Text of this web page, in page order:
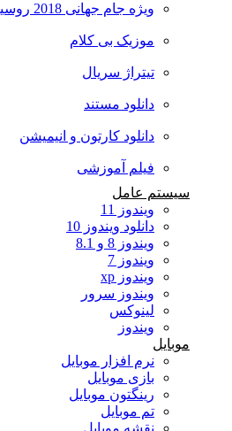
ویژه جام جهانی 2018 روسیه
موزیک بی کلام
تیتراژ سریال
دانلود مستند
دانلود کارتون و انیمیشن
فیلم آموزشی
سیستم عامل
ویندوز 11
دانلود ویندوز 10
ویندوز 8 و 8.1
ویندوز 7
ویندوز xp
ویندوز سرور
لینوکس
ویندوز
موبایل
نرم افزار موبایل
بازی موبایل
رینگتون موبایل
تم موبایل
نقشه موبایل